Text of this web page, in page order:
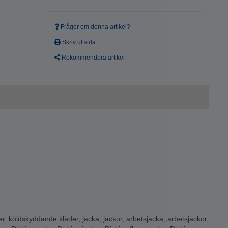
Frågor om denna artikel?
Skriv ut sida
Rekommendera artikel
, köldskyddande kläder, jacka jackor, arbetsjacka arbetsjackor,